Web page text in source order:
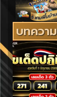
บทควา